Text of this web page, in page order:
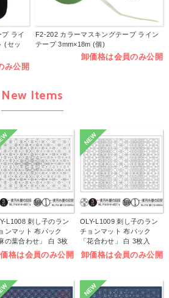
ライ
(セッ
み公開
F2-202 カラーマスキングテープ ライン
テープ 3mm×18m (個)
卸価格は会員のみ公開
New Items
L1008 刺し子のラン
ンマット 布パック
麻の葉合わせ」 白 3枚
袋)格は会員のみ公開
NEW
OLY-L1009 刺し子のラン
チョンマット 布パック
「花合わせ」 白 3枚入
(袋)
卸価格は会員のみ公開
NEW